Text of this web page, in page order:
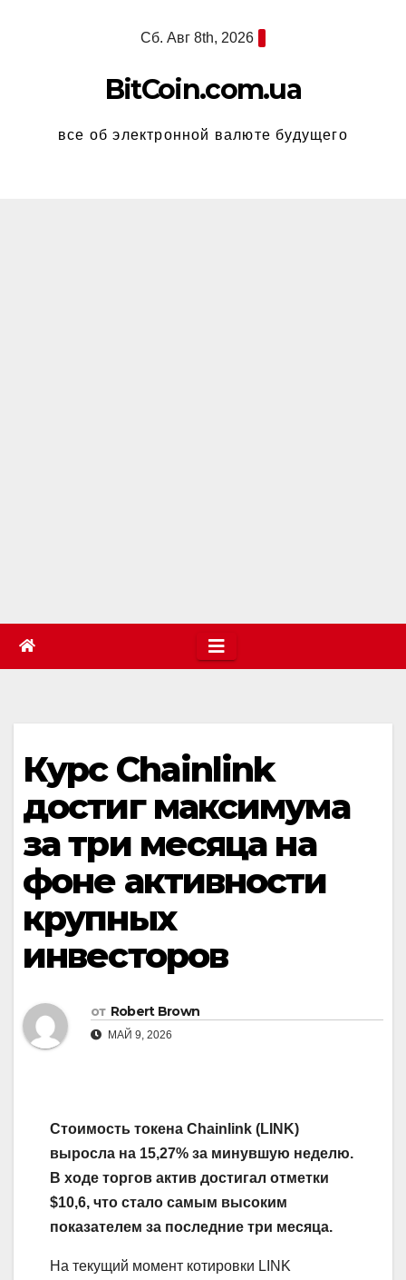
Сб. Авг 8th, 2026
BitCoin.com.ua
все об электронной валюте будущего
Курс Chainlink
достиг максимума
за три месяца на
фоне активности
крупных
инвесторов
от Robert Brown
МАЙ 9, 2026
Стоимость токена Chainlink (LINK)
выросла на 15,27% за минувшую неделю.
В ходе торгов актив достигал отметки
$10,6, что стало самым высоким
показателем за последние три месяца.
На текущий момент котировки LINK